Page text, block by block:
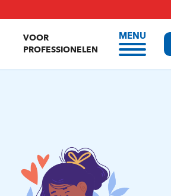
VOOR
PROFESSIONELEN
MENU